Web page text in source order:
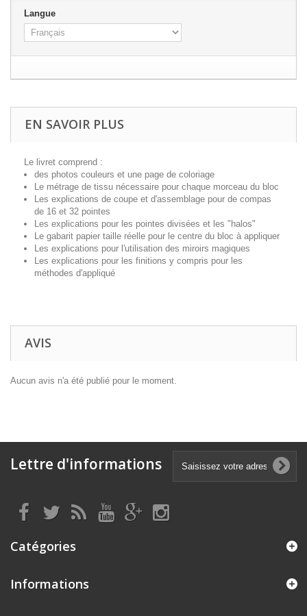
Langue
EN SAVOIR PLUS
Le livret comprend :
des photos couleurs et une page de coloriage
Le métrage de tissu nécessaire pour chaque morceau du bloc
Les explications de coupe et d'assemblage pour de compas
de 16 et 32 pointes
Les explications pour les pointes divisées et les "halos"
Le gabarit papier taille réelle pour le centre du bloc à appliquer
Les explications pour l'utilisation des miroirs magiques
Les explications pour les finitions y compris pour les
méthodes d'appliqué
AVIS
Aucun avis n'a été publié pour le moment.
Lettre d'informations
Catégories
Informations